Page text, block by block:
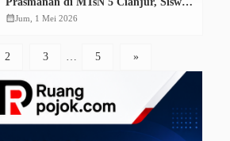
Lebih Antusias, Pemborosan Dapat
calendar_monthJum, 1 Mei 2026
2 3 5 »